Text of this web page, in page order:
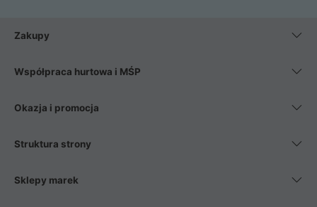
Zakupy
Współpraca hurtowa i MŚP
Okazja i promocja
Struktura strony
Sklepy marek